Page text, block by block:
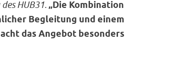
HUB31.„Die Kombination
Begleitung und einem
das Angebot besonders